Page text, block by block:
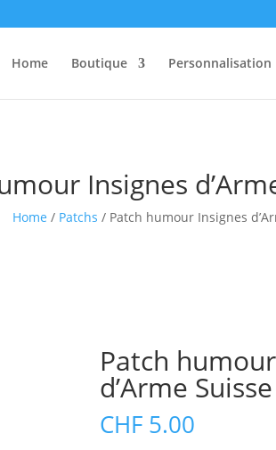
Home Boutique Personnalisation
Insignes
Home / Patchs / Patch humour Insignes
Patch
d’Arme
CHF5.00